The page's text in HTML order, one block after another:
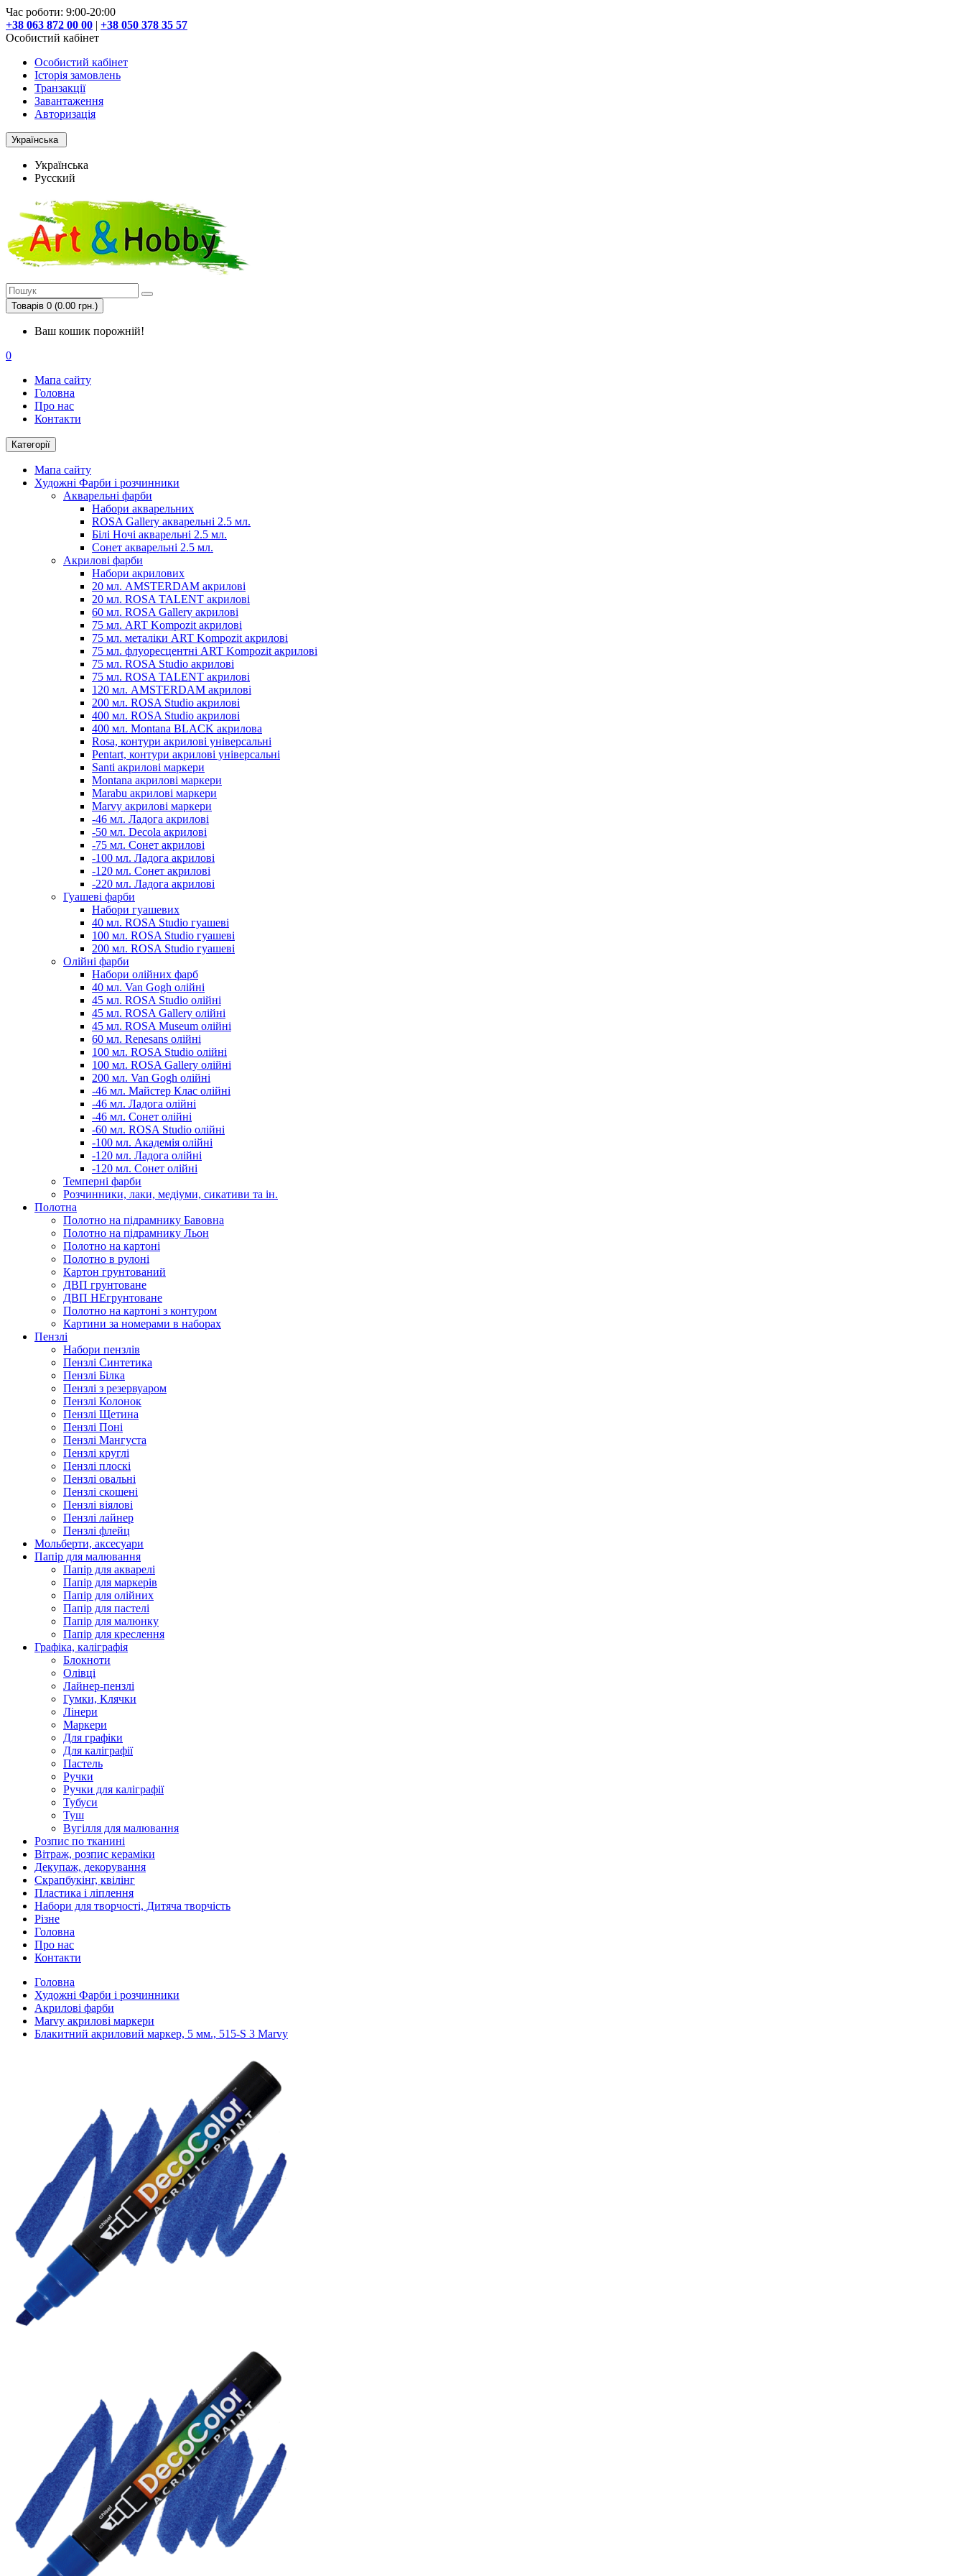
Час роботи: 9:00-20:00
+38 063 872 00 00 | +38 050 378 35 57
Особистий кабінет
Особистий кабінет
Історія замовлень
Транзакції
Завантаження
Авторизація
Українська
Українська
Русский
Товарів 0 (0.00 грн.)
Ваш кошик порожній!
0
Мапа сайту
Головна
Про нас
Контакти
Категорії
Мапа сайту
Художні Фарби і розчинники
Акварельні фарби
Набори акварельних
ROSA Gallery акварельні 2.5 мл.
Білі Ночі акварельні 2.5 мл.
Сонет акварельні 2.5 мл.
Акрилові фарби
Набори акрилових
20 мл. AMSTERDAM акрилові
20 мл. ROSA TALENT акрилові
60 мл. ROSA Gallery акрилові
75 мл. ART Kompozit акрилові
75 мл. металіки ART Kompozit акрилові
75 мл. флуоресцентні ART Kompozit акрилові
75 мл. ROSA Studio акрилові
75 мл. ROSA TALENT акрилові
120 мл. AMSTERDAM акрилові
200 мл. ROSA Studio акрилові
400 мл. ROSA Studio акрилові
400 мл. Montana BLACK акрилова
Rosa, контури акрилові універсальні
Pentart, контури акрилові універсальні
Santi акрилові маркери
Montana акрилові маркери
Marabu акрилові маркери
Marvy акрилові маркери
-46 мл. Ладога акрилові
-50 мл. Decola акрилові
-75 мл. Сонет акрилові
-100 мл. Ладога акрилові
-120 мл. Сонет акрилові
-220 мл. Ладога акрилові
Гуашеві фарби
Набори гуашевих
40 мл. ROSA Studio гуашеві
100 мл. ROSA Studio гуашеві
200 мл. ROSA Studio гуашеві
Олійні фарби
Набори олійних фарб
40 мл. Van Gogh олійні
45 мл. ROSA Studio олійні
45 мл. ROSA Gallery олійні
45 мл. ROSA Museum олійні
60 мл. Renesans олійні
100 мл. ROSA Studio олійні
100 мл. ROSA Gallery олійні
200 мл. Van Gogh олійні
-46 мл. Майстер Клас олійні
-46 мл. Ладога олійні
-46 мл. Сонет олійні
-60 мл. ROSA Studio олійні
-100 мл. Академія олійні
-120 мл. Ладога олійні
-120 мл. Сонет олійні
Темперні фарби
Розчинники, лаки, медіуми, сикативи та ін.
Полотна
Полотно на підрамнику Бавовна
Полотно на підрамнику Льон
Полотно на картоні
Полотно в рулоні
Картон грунтований
ДВП грунтоване
ДВП НЕгрунтоване
Полотно на картоні з контуром
Картини за номерами в наборах
Пензлі
Набори пензлів
Пензлі Синтетика
Пензлі Білка
Пензлі з резервуаром
Пензлі Колонок
Пензлі Щетина
Пензлі Поні
Пензлі Мангуста
Пензлі круглі
Пензлі плоскі
Пензлі овальні
Пензлі скошені
Пензлі віялові
Пензлі лайнер
Пензлі флейц
Мольберти, аксесуари
Папір для малювання
Папір для акварелі
Папір для маркерів
Папір для олійних
Папір для пастелі
Папір для малюнку
Папір для креслення
Графіка, каліграфія
Блокноти
Олівці
Лайнер-пензлі
Гумки, Клячки
Лінери
Маркери
Для графіки
Для каліграфії
Пастель
Ручки
Ручки для каліграфії
Тубуси
Туш
Вугілля для малювання
Розпис по тканині
Вітраж, розпис кераміки
Декупаж, декорування
Скрапбукінг, квілінг
Пластика і ліплення
Набори для творчості, Дитяча творчість
Різне
Головна
Про нас
Контакти
Головна
Художні Фарби і розчинники
Акрилові фарби
Marvy акрилові маркери
Блакитний акриловий маркер, 5 мм., 515-S 3 Marvy